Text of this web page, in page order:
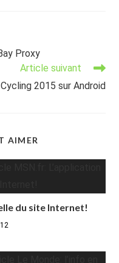
Proxy
Article suivant
2015 sur Android
AIMER
du site Internet!